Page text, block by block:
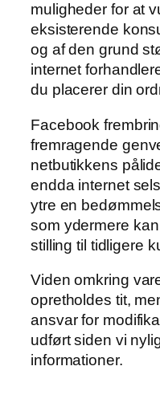
muligheder for at
eksisterende
og af den grund
internet
du placerer din
Facebook
fremragende
netbutikkens
endda internet
ytre en
som ydermere
stilling til tidligere
Viden omkring
opretholdes tit,
ansvar for
udført siden vi
informationer.